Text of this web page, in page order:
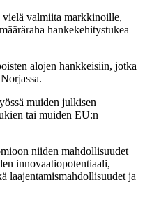
valmiita markkinoille,
hankekehitystukea
alojen hankkeisiin, jotka
muiden julkisen
tai muiden EU:n
niiden mahdollisuudet
innovaatiopotentiaali,
laajentamismahdollisuudet ja